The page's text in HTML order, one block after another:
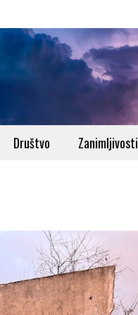
Društvo Zanimljivosti